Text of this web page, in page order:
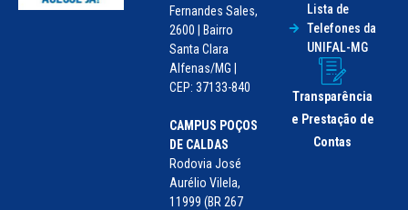
Fernandes Sales,
2600 | Bairro
Santa Clara
Alfenas/MG |
CEP: 37133-840
CAMPUS POÇOS
DE CALDAS
Rodovia José
Aurélio Vilela,
11999 (BR 267
Lista de
Telefones da
UNIFAL-MG
Transparência
e Prestação de
Contas